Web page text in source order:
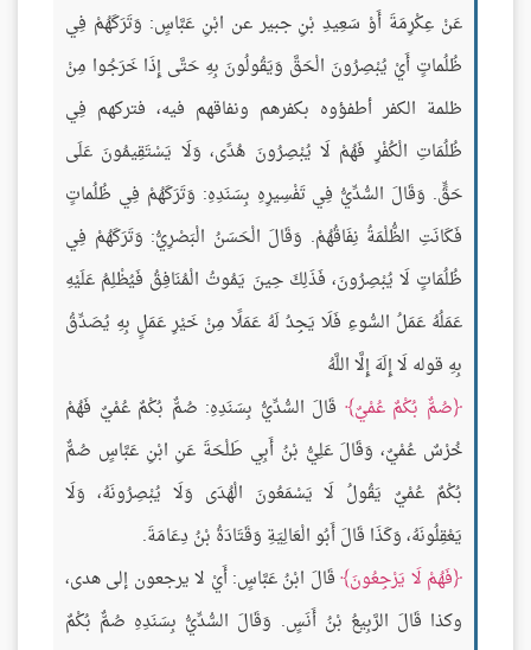
عَنْ عِكْرِمَةَ أَوْ سَعِيدِ بْنِ جبير عن ابْنِ عَبَّاسٍ: وَتَرَكَهُمْ فِي
ظُلُماتٍ أَيْ يُبْصِرُونَ الْحَقَّ وَيَقُولُونَ بِهِ حَتَّى إِذَا خَرَجُوا مِنْ
ظلمة الكفر أطفؤوه بكفرهم ونفاقهم فيه، فتركهم فِي
ظُلُمَاتِ الْكُفْرِ فَهُمْ لَا يُبْصِرُونَ هُدًى، وَلَا يَسْتَقِيمُونَ عَلَى
حَقٍّ. وَقَالَ السُّدِّيُّ فِي تَفْسِيرِهِ بِسَنَدِهِ: وَتَرَكَهُمْ فِي ظُلُماتٍ
فَكَانَتِ الظُّلْمَةُ نِفَاقُهُمْ. وَقَالَ الْحَسَنُ الْبَصْرِيُّ: وَتَرَكَهُمْ فِي
ظُلُمَاتٍ لَا يُبْصِرُونَ، فَذَلِكَ حِينَ يَمُوتُ الْمُنَافِقُ فَيُظْلِمُ عَلَيْهِ
عَمَلُهُ عَمَلُ السُّوءِ فَلَا يَجِدُ لَهُ عَمَلًا مِنْ خَيْرِ عَمَلٍ بِهِ يُصَدِّقُ
بِهِ قوله لَا إِلَهَ إِلَّا اللَّهُ
صُمٌّ بُكْمٌ عُمْيٌ قَالَ السُّدِّيُّ بِسَنَدِهِ: صُمٌّ بُكْمٌ عُمْيٌ فَهُمْ
خُرْسٌ عُمْيٌ، وَقَالَ عَلِيُّ بْنُ أَبِي طَلْحَةَ عَنِ ابْنِ عَبَّاسٍ صُمٌّ
بُكْمٌ عُمْيٌ يَقُولُ لَا يَسْمَعُونَ الْهُدَى وَلَا يُبْصِرُونَهُ، وَلَا
يَعْقِلُونَهُ، وَكَذَا قَالَ أَبُو الْعَالِيَةِ وَقَتَادَةُ بْنُ دِعَامَةَ.
فَهُمْ لَا يَرْجِعُونَ قَالَ ابْنُ عَبَّاسٍ: أَيْ لا يرجعون إلى هدى،
وكذا قَالَ الرَّبِيعُ بْنُ أَنَسٍ. وَقَالَ السُّدِّيُّ بِسَنَدِهِ صُمٌّ بُكْمٌ